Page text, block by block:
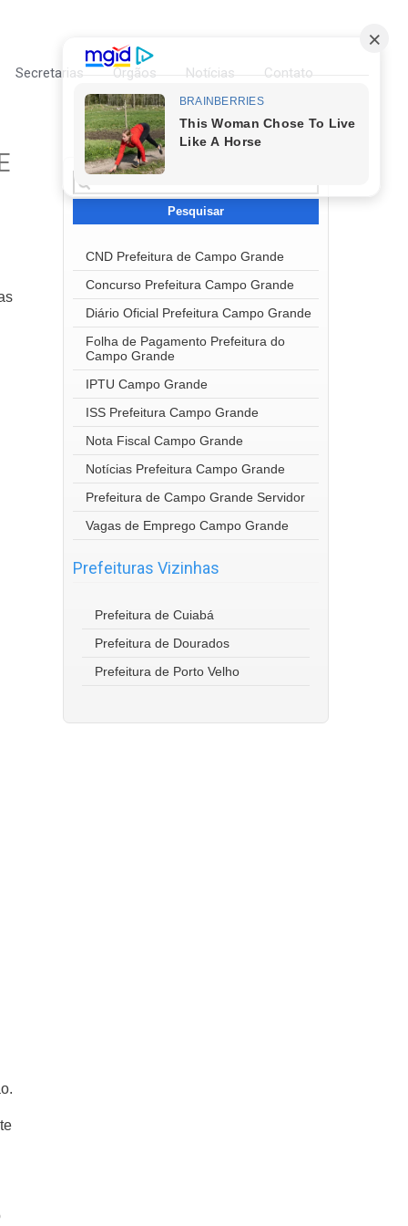
Secretarias Órgãos Notícias Contato
Pesquisar
por:
CND Prefeitura de Campo Grande
Concurso Prefeitura Campo Grande
Diário Oficial Prefeitura Campo Grande
Folha de Pagamento Prefeitura do
Campo Grande
IPTU Campo Grande
ISS Prefeitura Campo Grande
Nota Fiscal Campo Grande
Notícias Prefeitura Campo Grande
Prefeitura de Campo Grande Servidor
Vagas de Emprego Campo Grande
Prefeituras Vizinhas
Prefeitura de Cuiabá
Prefeitura de Dourados
Prefeitura de Porto Velho